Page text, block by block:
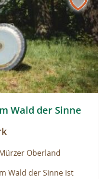
so manches
Buchung:
Wald der Sinne
Oberland
Wald der Sinne ist